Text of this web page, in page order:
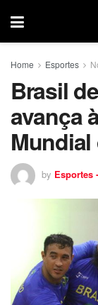
Home Esportes
Brasil
avança
Mundial
by Esportes